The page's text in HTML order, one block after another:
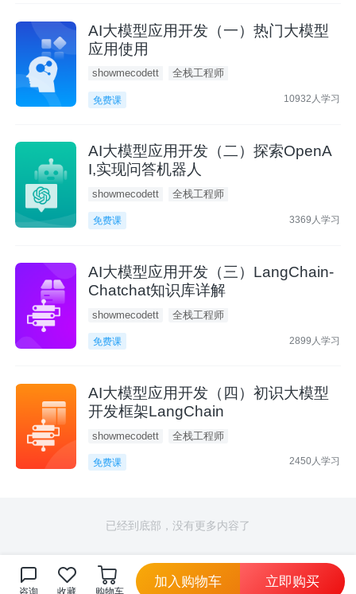
AI大模型应用开发（一）热门大模型
应用使用
showmecodett 全栈工程师
免费课 10932人学习
AI大模型应用开发（二）探索OpenA
I,实现问答机器人
showmecodett 全栈工程师
免费课 3369人学习
AI大模型应用开发（三）LangChain-
Chatchat知识库详解
showmecodett 全栈工程师
免费课 2899人学习
AI大模型应用开发（四）初识大模型
开发框架LangChain
showmecodett 全栈工程师
免费课 2450人学习
已经到底部，没有更多内容了
咨询 收藏 购物车
加入购物车 立即购买